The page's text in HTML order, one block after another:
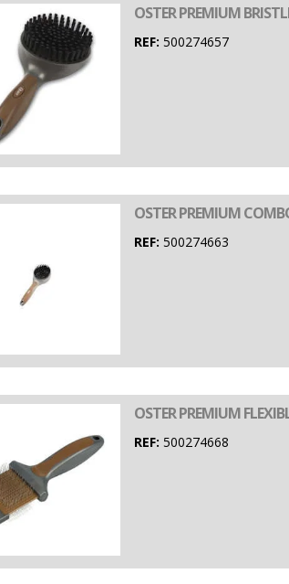
OSTER PREMIUM
REF: 500274657
OSTER PREMIUM
REF: 500274663
OSTER PREMIUM
REF: 500274668